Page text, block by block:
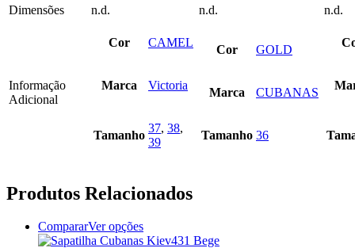
Dimensões
n.d. n.d. n.d.
Informação
Adicional
Cor CAMEL
Marca Victoria
Tamanho
37, 38,
39
Cor GOLD
Marca CUBANAS
Tamanho 36
Produtos Relacionados
CompararVer opçõesThis
product